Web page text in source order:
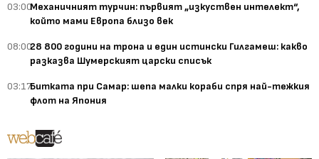
03:00Механичният турчин: първият „изкуствен интелект“,
който мами Европа близо век
08:0028 800 години на трона и един истински Гилгамеш: какво
разказва Шумерският царски списък
03:17Битката при Самар: шепа малки кораби спря най-тежкия
флот на Япония